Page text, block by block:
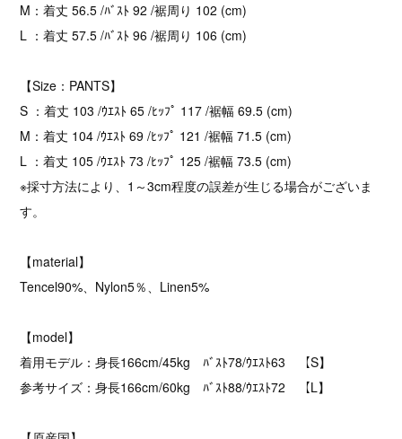
M：着丈 56.5 /ﾊﾞｽﾄ 92 /裾周り 102 (cm)
L ：着丈 57.5 /ﾊﾞｽﾄ 96 /裾周り 106 (cm)
【Size：PANTS】
S ：着丈 103 /ｳｴｽﾄ 65 /ﾋｯﾌﾟ 117 /裾幅 69.5 (cm)
M：着丈 104 /ｳｴｽﾄ 69 /ﾋｯﾌﾟ 121 /裾幅 71.5 (cm)
L ：着丈 105 /ｳｴｽﾄ 73 /ﾋｯﾌﾟ 125 /裾幅 73.5 (cm)
※採寸方法により、1～3cm程度の誤差が生じる場合がございま
す。
【material】
Tencel90%、Nylon5％、Linen5%
【model】
着用モデル：身長166cm/45kg ﾊﾞｽﾄ78/ｳｴｽﾄ63 【S】
参考サイズ：身長166cm/60kg ﾊﾞｽﾄ88/ｳｴｽﾄ72 【L】